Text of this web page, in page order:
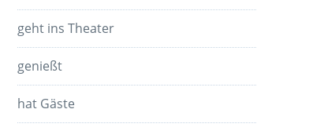
geht ins Theater
genießt
hat Gäste